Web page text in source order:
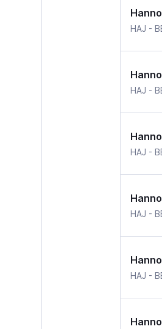
HAJ -
HAJ -
HAJ -
HAJ -
HAJ -